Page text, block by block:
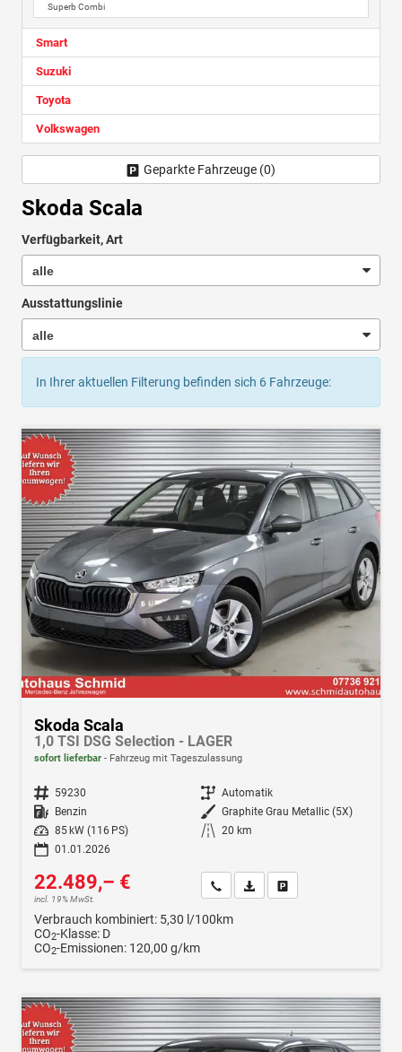
Skoda Scala
Verfügbarkeit, Art
Ausstattungslinie
In Ihrer aktuellen Filterung befinden sich 6 Fahrzeuge:
Skoda Scala
1,0 TSI DSG Selection - LAGER
sofort lieferbar Fahrzeug mit Tageszulassung
Fahrzeugnr. 59230 Getriebe Automatik
Kraftstoff Benzin Außenfarbe Graphite Grau Metallic (5X)
Leistung
85 kW (116 PS) Kilometerstand 20 km
01.01.2026
22.489,– €
incl. 19% MwSt.
Wir rufen Sie anFahrzeugexposé (PDF)
Verbrauch kombiniert: 5,30 l/100km
CO2-Klasse: D
CO2-Emissionen: 120,00 g/km
Superb Combi
Smart
Suzuki
Toyota
Volkswagen
Geparkte Fahrzeuge (0)